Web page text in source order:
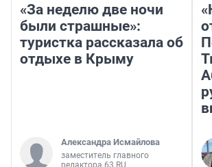
«За неделю две ночи
были страшные»:
туристка рассказала об
отдыхе в Крыму
Александра Исмайлова
заместитель главного
редактора 63.RU